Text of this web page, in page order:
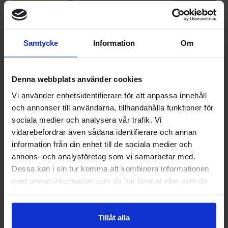
Samtycke Information Om
Denna webbplats använder cookies
Vi använder enhetsidentifierare för att anpassa innehåll
och annonser till användarna, tillhandahålla funktioner för
sociala medier och analysera vår trafik. Vi
vidarebefordrar även sådana identifierare och annan
information från din enhet till de sociala medier och
annons- och analysföretag som vi samarbetar med.
Dessa kan i sin tur komma att kombinera informationen
med annan information som du har lämnat eller som de
Tillåt alla
Skillnader mellan
vertikalmarkiser och
fönstermarkiser